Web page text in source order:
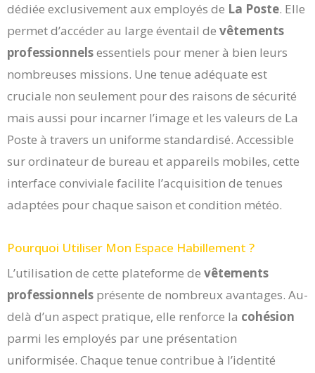
dédiée exclusivement aux employés de La Poste. Elle
permet d’accéder au large éventail de vêtements
professionnelsessentiels pour mener à bien leurs
nombreuses missions. Une tenue adéquate est
cruciale non seulement pour des raisons de sécurité
mais aussi pour incarner l’image et les valeurs de La
Poste à travers un uniforme standardisé. Accessible
sur ordinateur de bureau et appareils mobiles, cette
interface conviviale facilite l’acquisition de tenues
adaptées pour chaque saison et condition météo.
Pourquoi Utiliser Mon Espace Habillement ?
L’utilisation de cette plateforme de vêtements
professionnels présente de nombreux avantages. Au-
delà d’un aspect pratique, elle renforce la cohésion
parmi les employés par une présentation
uniformisée. Chaque tenue contribue à l’identité